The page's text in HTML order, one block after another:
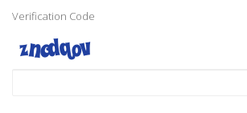
Verification Code